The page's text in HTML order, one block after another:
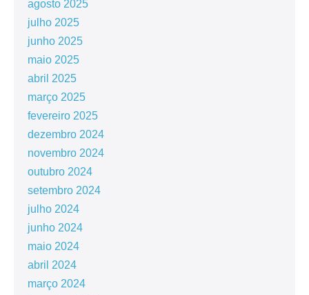
agosto 2025
julho 2025
junho 2025
maio 2025
abril 2025
março 2025
fevereiro 2025
dezembro 2024
novembro 2024
outubro 2024
setembro 2024
julho 2024
junho 2024
maio 2024
abril 2024
março 2024